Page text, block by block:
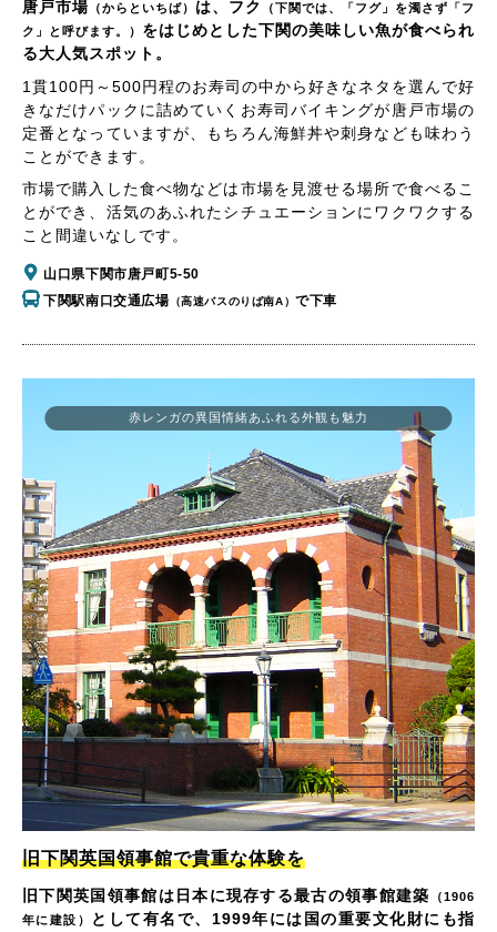
唐戸市場 （からといちば） は、フク
（下関では、「フグ」を濁さず「フ
ク」と呼びます。） をはじめとした下関の美味しい魚が食べられ
る大人気スポット。
1貫100円～500円程のお寿司の中から好きなネタを選んで好
きなだけパックに詰めていくお寿司バイキングが唐戸市場の
定番となっていますが、もちろん海鮮丼や刺身なども味わう
ことができます。
市場で購入した食べ物などは市場を見渡せる場所で食べるこ
とができ、活気のあふれたシチュエーションにワクワクする
こと間違いなしです。
山口県下関市唐戸町5-50
下関駅南口交通広場 （高速バスのりば南A）で下車
旧下関英国領事館で貴重な体験を
旧下関英国領事館は日本に現存する最古の領事館建築
（1906
年に建設）
として有名で、1999年には国の重要文化財にも指
赤レンガの異国情緒あふれる外観も魅力